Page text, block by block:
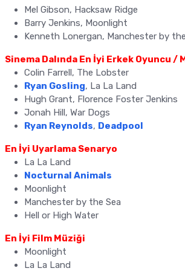
Mel Gibson, Hacksaw Ridge
Barry Jenkins, Moonlight
Kenneth Lonergan, Manchester by
Sinema Dalında En İyi Erkek Oyuncu /
Colin Farrell, The Lobster
Ryan Gosling, La La Land
Hugh Grant, Florence Foster Jenkins
Jonah Hill, War Dogs
Ryan Reynolds, Deadpool
En İyi Uyarlama Senaryo
La La Land
Nocturnal Animals
Moonlight
Manchester by the Sea
Hell or High Water
En İyi Film Müziği
Moonlight
La La Land